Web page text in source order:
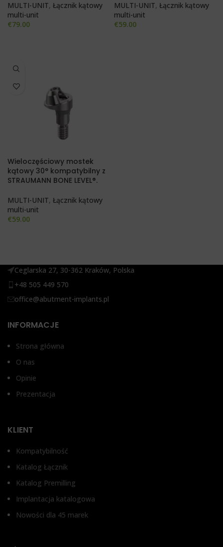
MULTI-UNIT, Łącznik kątowy
multi-unit
€79.00
MULTI-UNIT, Łącznik kątowy
multi-unit
€59.00
Wieloczęściowy mostek
kątowy 30° kompatybilny z
STRAUMANN BONE LEVEL®.
MULTI-UNIT, Łącznik kątowy
multi-unit
€59.00
Ceglarska 27, 30-362 Kraków, Polska
+48 505 449 570
office@abutment-implants.pl
INFORMACJE
Strona główna
O nas
Opinie
Prezentacja
KLIENT
Kompatybilność
Katalog Łącznik
Katalog Premilling
Implantacja katalogowa
Nowości dla 45 marek